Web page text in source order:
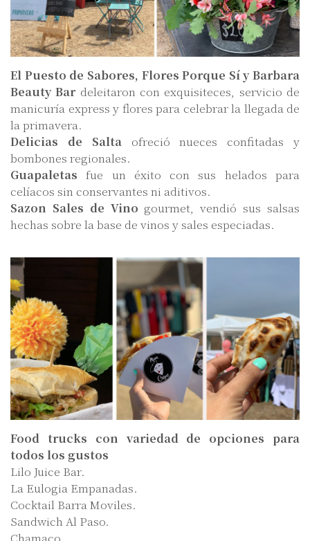
El Puesto de Sabores, Flores Porque Sí y Barbara
Beauty Bardeleitaron con exquisiteces, servicio de
manicuría express y flores para celebrar la llegada de
la primavera.
Delicias de Saltaofreció nueces confitadas y
bombones regionales.
Guapaletasfue un éxito con sus helados para
celíacos sin conservantes ni aditivos.
Sazon Sales de Vino gourmet, vendió sus salsas
hechas sobre la base de vinos y sales especiadas.
Food trucks con variedad de opciones para
todos los gustos
Lilo Juice Bar.
La Eulogia Empanadas.
Cocktail Barra Moviles.
Sandwich Al Paso.